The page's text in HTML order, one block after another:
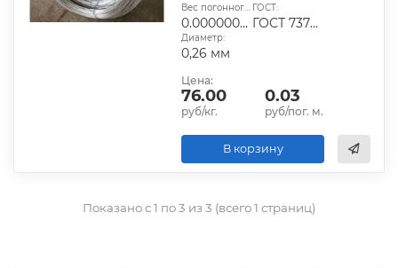
Вес погонного метра, т.:
0.000000416754
ГОСТ:
ГОСТ 7372-79
Диаметр:
0,26 мм
Цена:
76.00
руб/кг.
0.03
руб/пог. м.
В корзину
Показано с 1 по 3 из 3 (всего 1 страниц)